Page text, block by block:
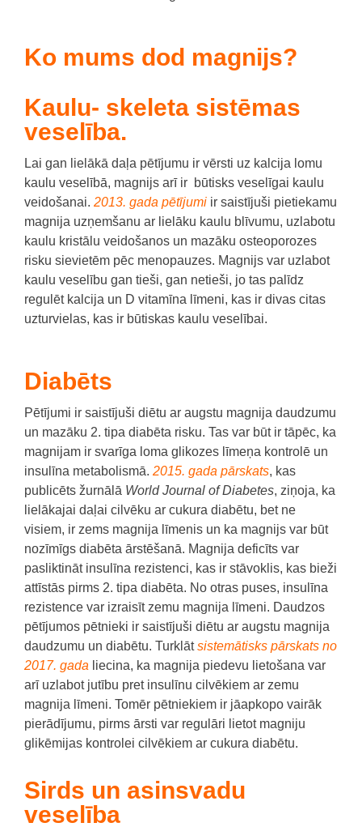
Ko mums dod magnijs?
Kaulu- skeleta sistēmas
veselība.
Lai gan lielākā daļa pētījumu ir vērsti uz kalcija lomu
kaulu veselībā, magnijs arī ir būtisks veselīgai kaulu
veidošanai. 2013. gada pētījumi ir saistījuši pietiekamu
magnija uzņemšanu ar lielāku kaulu blīvumu, uzlabotu
kaulu kristālu veidošanos un mazāku osteoporozes
risku sievietēm pēc menopauzes. Magnijs var uzlabot
kaulu veselību gan tieši, gan netieši, jo tas palīdz
regulēt kalcija un D vitamīna līmeni, kas ir divas citas
uzturvielas, kas ir būtiskas kaulu veselībai.
Diabēts
Pētījumi ir saistījuši diētu ar augstu magnija daudzumu
un mazāku 2. tipa diabēta risku. Tas var būt ir tāpēc, ka
magnijam ir svarīga loma glikozes līmeņa kontrolē un
insulīna metabolismā. 2015. gada pārskats, kas
publicēts žurnālā World Journal of Diabetes, ziņoja, ka
lielākajai daļai cilvēku ar cukura diabētu, bet ne
visiem, ir zems magnija līmenis un ka magnijs var būt
nozīmīgs diabēta ārstēšanā. Magnija deficīts var
pasliktināt insulīna rezistenci, kas ir stāvoklis, kas bieži
attīstās pirms 2. tipa diabēta. No otras puses, insulīna
rezistence var izraisīt zemu magnija līmeni. Daudzos
pētījumos pētnieki ir saistījuši diētu ar augstu magnija
daudzumu un diabētu. Turklāt sistemātisks pārskats no
2017. gada liecina, ka magnija piedevu lietošana var
arī uzlabot jutību pret insulīnu cilvēkiem ar zemu
magnija līmeni. Tomēr pētniekiem ir jāapkopo vairāk
pierādījumu, pirms ārsti var regulāri lietot magniju
glikēmijas kontrolei cilvēkiem ar cukura diabētu.
Sirds un asinsvadu
veselība